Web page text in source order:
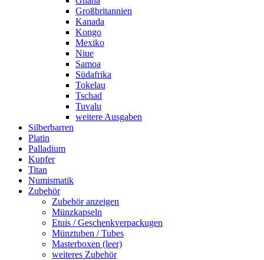
Großbritannien
Kanada
Kongo
Mexiko
Niue
Samoa
Südafrika
Tokelau
Tschad
Tuvalu
weitere Ausgaben
Silberbarren
Platin
Palladium
Kupfer
Titan
Numismatik
Zubehör
Zubehör anzeigen
Münzkapseln
Etuis / Geschenkverpackugen
Münztuben / Tubes
Masterboxen (leer)
weiteres Zubehör